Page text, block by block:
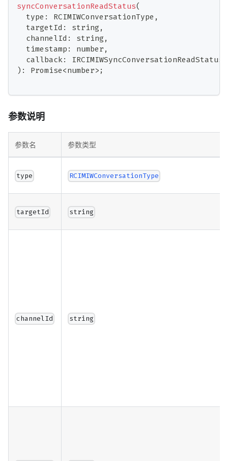
syncConversationReadStatus(
  type
: RCIMIWConversationType ,
  targetId
: string ,
  channelId
: string ,
  timestamp
: number ,
  callback
:
) : Promise<number> ;
参数说明
参数名 参数类型
type RCIMIWConversationType
targetId string
channelId string